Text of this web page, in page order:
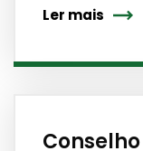
Ler mais